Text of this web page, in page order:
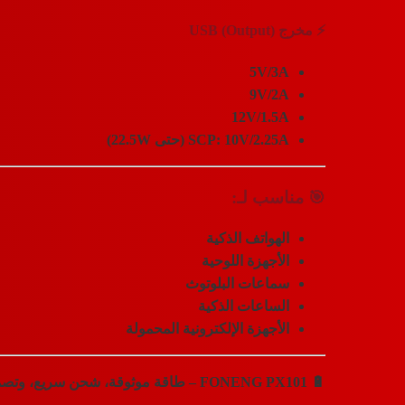
⚡ مخرج USB (Output)
5V/3A
9V/2A
12V/1.5A
SCP: 10V/2.25A (حتى 22.5W)
🎯 مناسب لـ:
الهواتف الذكية
الأجهزة اللوحية
سماعات البلوتوث
الساعات الذكية
الأجهزة الإلكترونية المحمولة
🔋 FONENG PX101 – طاقة موثوقة، شحن سريع، وتصميم أنيق يرافقك أينما ذهبت.